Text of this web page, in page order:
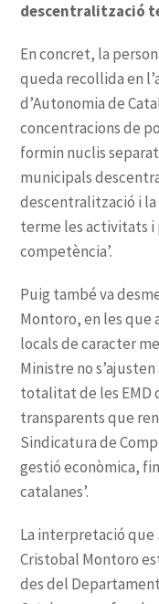
descentralització